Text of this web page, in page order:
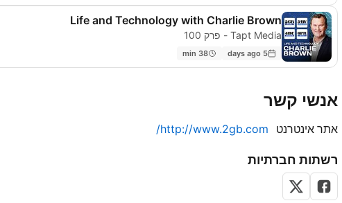
Life and Technology with Charlie Brown
Tapt Media - פרק 100
5 days ago
38 min
אנשי קשר
אתר אינטרנט http://www.2gb.com/
רשתות חברתיות